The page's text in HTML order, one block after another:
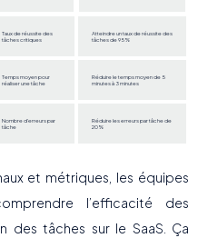
Taux de réussite des
tâches critiques
Atteindre un taux de réussite des
tâches de 95%
Temps moyen pour
réaliser une tâche
Réduire le temps moyen de 5
minutes à 3 minutes
Nombre d'erreurs par
tâche
Réduire les erreurs par tâche de
20%
et métriques, les équipes
l’efficacité des
des tâches sur le SaaS. Ça